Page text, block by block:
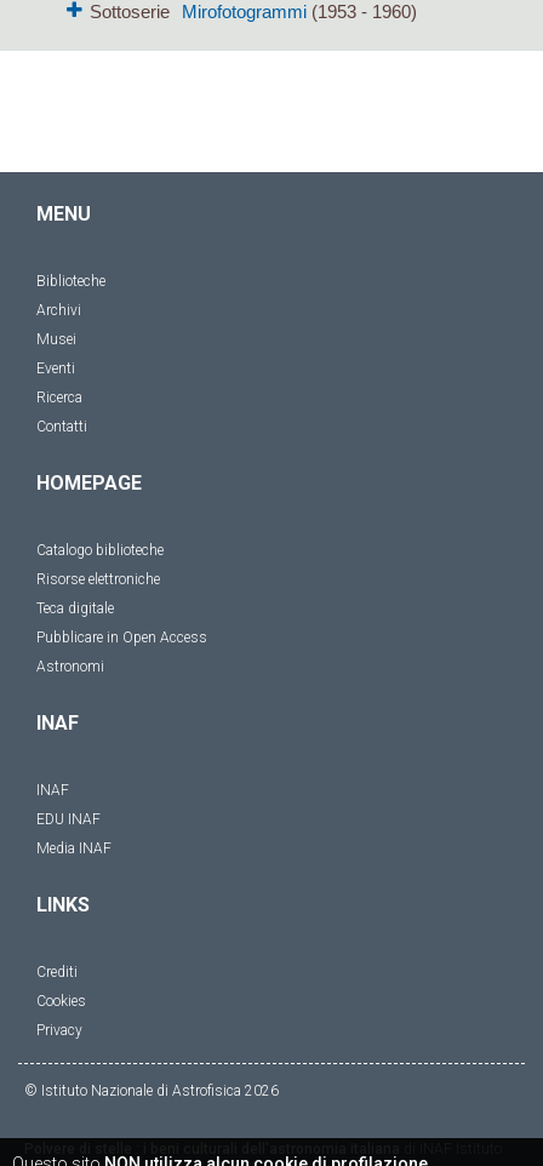
Sottoserie
Mirofotogrammi (1953 - 1960)
MENU
Biblioteche
Archivi
Musei
Eventi
Ricerca
Contatti
HOMEPAGE
Catalogo biblioteche
Risorse elettroniche
Teca digitale
Pubblicare in Open Access
Astronomi
INAF
INAF
EDU INAF
Media INAF
LINKS
Crediti
Cookies
Privacy
© Istituto Nazionale di Astrofisica 2026